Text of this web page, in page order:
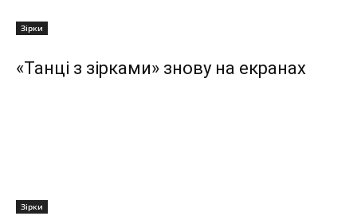
Зірки
«Танці з зірками» знову на екранах
Зірки